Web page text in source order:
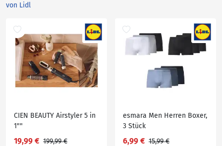
von Lidl
CIEN BEAUTY Airstyler 5 in
1""
19,99 € 199,99 €
esmara Men Herren Boxer,
3 Stück
6,99 € 15,99 €